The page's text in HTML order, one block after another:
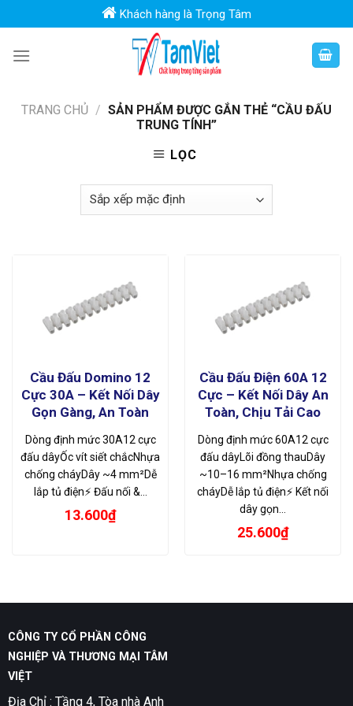
to
content
Khách hàng là Trọng Tâm
TRANG CHỦ / SẢN PHẨM ĐƯỢC GẮN THẺ “CẦU ĐẤU
TRUNG TÍNH”
LỌC
Cầu Đấu Domino 12
Cực 30A – Kết Nối Dây
Gọn Gàng, An Toàn
Dòng định mức 30A12 cực
đấu dâyỐc vít siết chắcNhựa
chống cháyDây ~4 mm²Dễ
lắp tủ điện⚡ Đấu nối &…
13.600₫
Cầu Đấu Điện 60A 12
Cực – Kết Nối Dây An
Toàn, Chịu Tải Cao
Dòng định mức 60A12 cực
đấu dâyLõi đồng thauDây
~10–16 mm²Nhựa chống
cháyDễ lắp tủ điện⚡ Kết nối
dây gọn…
25.600₫
CÔNG TY CỔ PHẦN CÔNG
NGHIỆP VÀ THƯƠNG MẠI TÂM
VIỆT
Địa Chỉ : Tầng 4, Tòa nhà Anh